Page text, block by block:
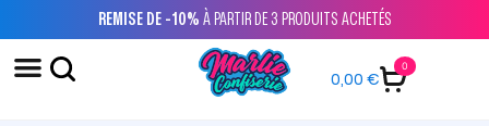
REMISE DE -10% À PARTIR DE 3 PRODUITS ACHETÉS
0,00€
0